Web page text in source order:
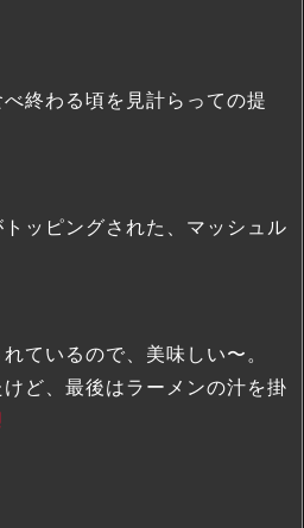
終わる頃を見計らっての提
ッピングされた、マッシュル
ているので、美味しい〜。
ど、最後はラーメンの汁を掛